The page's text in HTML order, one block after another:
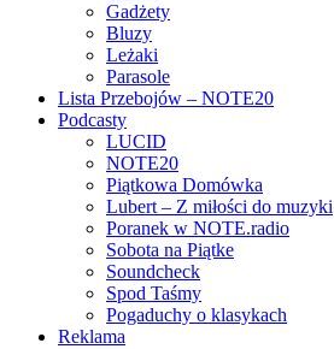
Gadżety
Bluzy
Leżaki
Parasole
Lista Przebojów – NOTE20
Podcasty
LUCID
NOTE20
Piątkowa Domówka
Lubert – Z miłości do muzyki
Poranek w NOTE.radio
Sobota na Piątke
Soundcheck
Spod Taśmy
Pogaduchy o klasykach
Reklama